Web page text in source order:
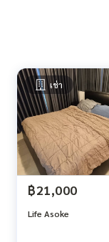
เช่า
฿21,000
Life Asoke